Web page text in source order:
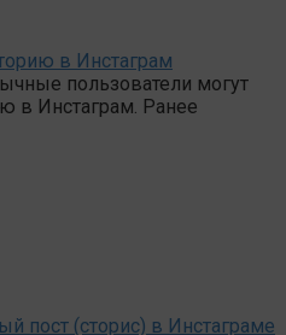
в Инстаграм
пользователи могут
в Инстаграм. Ранее
пост (сторис) в Инстаграме